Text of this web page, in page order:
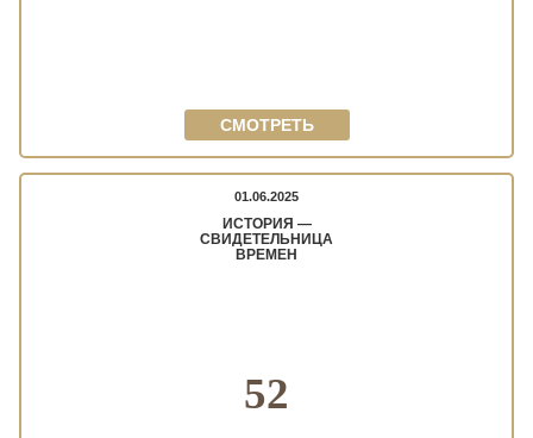
СМОТРЕТЬ
01.06.2025
ИСТОРИЯ —
СВИДЕТЕЛЬНИЦА
ВРЕМЕН
52